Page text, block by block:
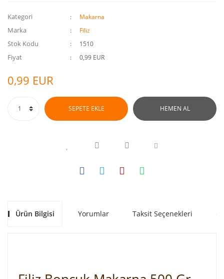
Kategori Makarna
Marka Filiz
Stok Kodu 1510
Fiyat 0,99 EUR
0,99 EUR
SEPETE EKLE HEMEN AL
Ürün Bilgisi Yorumlar Taksit Seçenekleri